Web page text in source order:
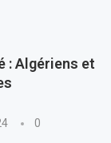
: Algériens et
0